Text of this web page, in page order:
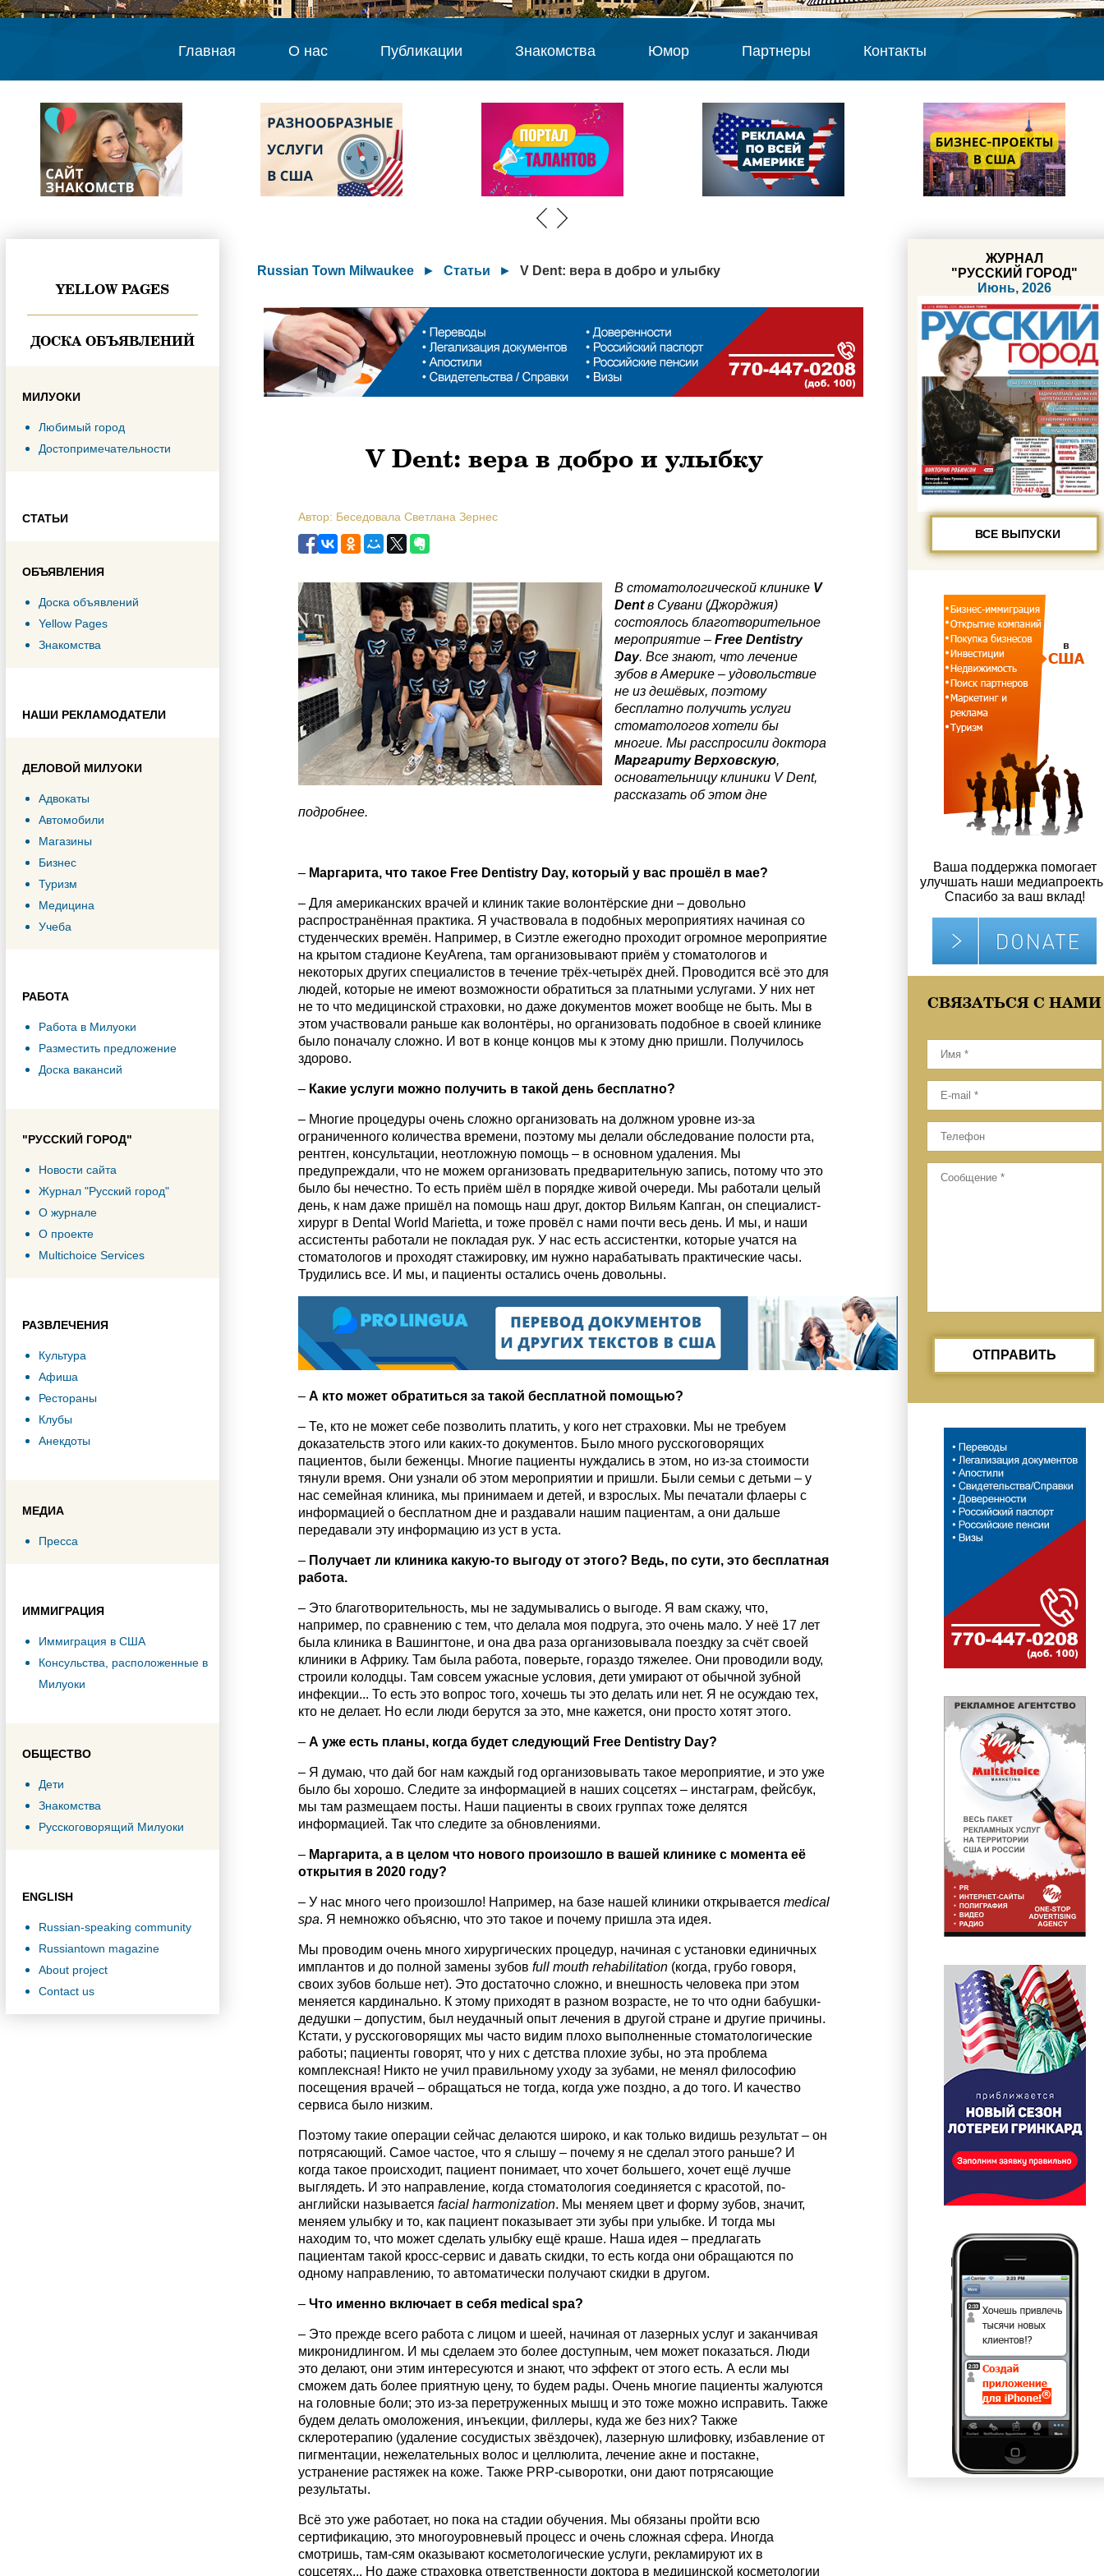
Главная О нас Публикации Знакомства Юмор Партнеры Контакты
YELLOW PAGES
ДОСКА ОБЪЯВЛЕНИЙ
МИЛУОКИ
Любимый город
Достопримечательности
СТАТЬИ
ОБЪЯВЛЕНИЯ
Доска объявлений
Yellow Pages
Знакомства
НАШИ РЕКЛАМОДАТЕЛИ
ДЕЛОВОЙ МИЛУОКИ
Адвокаты
Автомобили
Магазины
Бизнес
Туризм
Медицина
Учеба
РАБОТА
Работа в Милуоки
Разместить предложение
Доска вакансий
"РУССКИЙ ГОРОД"
Новости сайта
Журнал "Русский город"
О журнале
О проекте
Multichoice Services
РАЗВЛЕЧЕНИЯ
Культура
Афиша
Рестораны
Клубы
Анекдоты
МЕДИА
Пресса
ИММИГРАЦИЯ
Иммиграция в США
Консульства, расположенные в
Милуоки
ОБЩЕСТВО
Дети
Знакомства
Русскоговорящий Милуоки
ENGLISH
Russian-speaking community
Russiantown magazine
About project
Contact us
Russian Town Milwaukee ► Статьи ► V Dent: вера в добро и улыбку
V Dent: вера в добро и улыбку
Автор: Беседовала Светлана Зернес
В стоматологической клинике V
Dent в Сувани (Джорджия)
состоялось благотворительное
мероприятие – Free Dentistry
Day. Все знают, что лечение
зубов в Америке – удовольствие
не из дешёвых, поэтому
бесплатно получить услуги
стоматологов хотели бы
многие. Мы расспросили доктора
Маргариту Верховскую,
основательницу клиники V Dent,
рассказать об этом дне
подробнее.
– Маргарита, что такое Free Dentistry Day, который у вас прошёл в мае?
– Для американских врачей и клиник такие волонтёрские дни – довольно
распространённая практика. Я участвовала в подобных мероприятиях начиная со
студенческих времён. Например, в Сиэтле ежегодно проходит огромное мероприятие
на крытом стадионе KeyArena, там организовывают приём у стоматологов и
некоторых других специалистов в течение трёх-четырёх дней. Проводится всё это для
людей, которые не имеют возможности обратиться за платными услугами. У них нет
не то что медицинской страховки, но даже документов может вообще не быть. Мы в
этом участвовали раньше как волонтёры, но организовать подобное в своей клинике
было поначалу сложно. И вот в конце концов мы к этому дню пришли. Получилось
здорово.
– Какие услуги можно получить в такой день бесплатно?
– Многие процедуры очень сложно организовать на должном уровне из-за
ограниченного количества времени, поэтому мы делали обследование полости рта,
рентген, консультации, неотложную помощь – в основном удаления. Мы
предупреждали, что не можем организовать предварительную запись, потому что это
было бы нечестно. То есть приём шёл в порядке живой очереди. Мы работали целый
день, к нам даже пришёл на помощь наш друг, доктор Вильям Капган, он специалист-
хирург в Dental World Marietta, и тоже провёл с нами почти весь день. И мы, и наши
ассистенты работали не покладая рук. У нас есть ассистентки, которые учатся на
стоматологов и проходят стажировку, им нужно нарабатывать практические часы.
Трудились все. И мы, и пациенты остались очень довольны.
– А кто может обратиться за такой бесплатной помощью?
– Те, кто не может себе позволить платить, у кого нет страховки. Мы не требуем
доказательств этого или каких-то документов. Было много русскоговорящих
пациентов, были беженцы. Многие пациенты нуждались в этом, но из-за стоимости
тянули время. Они узнали об этом мероприятии и пришли. Были семьи с детьми – у
нас семейная клиника, мы принимаем и детей, и взрослых. Мы печатали флаеры с
информацией о бесплатном дне и раздавали нашим пациентам, а они дальше
передавали эту информацию из уст в уста.
– Получает ли клиника какую-то выгоду от этого? Ведь, по сути, это бесплатная
работа.
– Это благотворительность, мы не задумывались о выгоде. Я вам скажу, что,
например, по сравнению с тем, что делала моя подруга, это очень мало. У неё 17 лет
была клиника в Вашингтоне, и она два раза организовывала поездку за счёт своей
клиники в Африку. Там была работа, поверьте, гораздо тяжелее. Они проводили воду,
строили колодцы. Там совсем ужасные условия, дети умирают от обычной зубной
инфекции... То есть это вопрос того, хочешь ты это делать или нет. Я не осуждаю тех,
кто не делает. Но если люди берутся за это, мне кажется, они просто хотят этого.
– А уже есть планы, когда будет следующий Free Dentistry Day?
– Я думаю, что дай бог нам каждый год организовывать такое мероприятие, и это уже
было бы хорошо. Следите за информацией в наших соцсетях – инстаграм, фейсбук,
мы там размещаем посты. Наши пациенты в своих группах тоже делятся
информацией. Так что следите за обновлениями.
– Маргарита, а в целом что нового произошло в вашей клинике с момента её
открытия в 2020 году?
– У нас много чего произошло! Например, на базе нашей клиники открывается medical
spa. Я немножко объясню, что это такое и почему пришла эта идея.
Мы проводим очень много хирургических процедур, начиная с установки единичных
имплантов и до полной замены зубов full mouth rehabilitation(когда, грубо говоря,
своих зубов больше нет). Это достаточно сложно, и внешность человека при этом
меняется кардинально. К этому приходят в разном возрасте, не то что одни бабушки-
дедушки – допустим, был неудачный опыт лечения в другой стране и другие причины.
Кстати, у русскоговорящих мы часто видим плохо выполненные стоматологические
работы; пациенты говорят, что у них с детства плохие зубы, но эта проблема
комплексная! Никто не учил правильному уходу за зубами, не менял философию
посещения врачей – обращаться не тогда, когда уже поздно, а до того. И качество
сервиса было низким.
Поэтому такие операции сейчас делаются широко, и как только видишь результат – он
потрясающий. Самое частое, что я слышу – почему я не сделал этого раньше? И
когда такое происходит, пациент понимает, что хочет большего, хочет ещё лучше
выглядеть. И это направление, когда стоматология соединяется с красотой, по-
английски называется facial harmonization. Мы меняем цвет и форму зубов, значит,
меняем улыбку и то, как пациент показывает эти зубы при улыбке. И тогда мы
находим то, что может сделать улыбку ещё краше. Наша идея – предлагать
пациентам такой кросс-сервис и давать скидки, то есть когда они обращаются по
одному направлению, то автоматически получают скидки в другом.
– Что именно включает в себя medical spa?
– Это прежде всего работа с лицом и шеей, начиная от лазерных услуг и заканчивая
микронидлингом. И мы сделаем это более доступным, чем может показаться. Люди
это делают, они этим интересуются и знают, что эффект от этого есть. А если мы
сможем дать более приятную цену, то будем рады. Очень многие пациенты жалуются
на головные боли; это из-за перетруженных мышц и это тоже можно исправить. Также
будем делать омоложения, инъекции, филлеры, куда же без них? Также
склеротерапию (удаление сосудистых звёздочек), лазерную шлифовку, избавление от
пигментации, нежелательных волос и целлюлита, лечение акне и постакне,
устранение растяжек на коже. Также PRP-сыворотки, они дают потрясающие
результаты.
Всё это уже работает, но пока на стадии обучения. Мы обязаны пройти всю
сертификацию, это многоуровневый процесс и очень сложная сфера. Иногда
смотришь, там-сям оказывают косметологические услуги, рекламируют их в
соцсетях... Но даже страховка ответственности доктора в медицинской косметологии
ЖУРНАЛ
"РУССКИЙ ГОРОД"
Июнь, 2026
ВСЕ ВЫПУСКИ
Ваша поддержка помогает
улучшать наши
Спасибо за ваш вклад!
СВЯЗАТЬСЯ С НАМИ
ОТПРАВИТЬ